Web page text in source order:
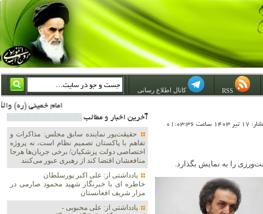
کانال اطلاع رسانی
امام خمینی (ره) والله اسلام تمامش سیاست است؛ ***** امام شهید: به گفتار امام و کردار امام اهتمام بورزید ***** امام خمینی(ره): ان شاء الله ما اندوه دلمان را در وقت مناسب با انتقام از امریکا و
01:03:36
را به نمایش بگذارد.
آخرين اخبار و مطالب
حقیقت‌پور نماینده سابق مجلس: مذاکرات و
تفاهم با پاکستان تصمیم نظام است، نه پروژه
اختصاصی دولت پزشکیان/ برخی جریان‌ها هرجا
منافعشان اقتضا کند از رهبری عبور می‌کنند
یادداشتی از: علی اکبر پورسلطان
خاطره ای با خبرنگار شهید محمود صارمی در
مزار شریف افغانستان
یادداشتی از: علی محبوبی -